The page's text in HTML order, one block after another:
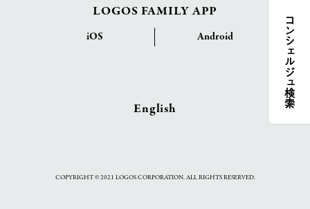
コンシェルジュ検索
LOGOS FAMILY APP
iOS Android
English
COPYRIGHT © 2021 LOGOS CORPORATION. ALL RIGHTS RESERVED.